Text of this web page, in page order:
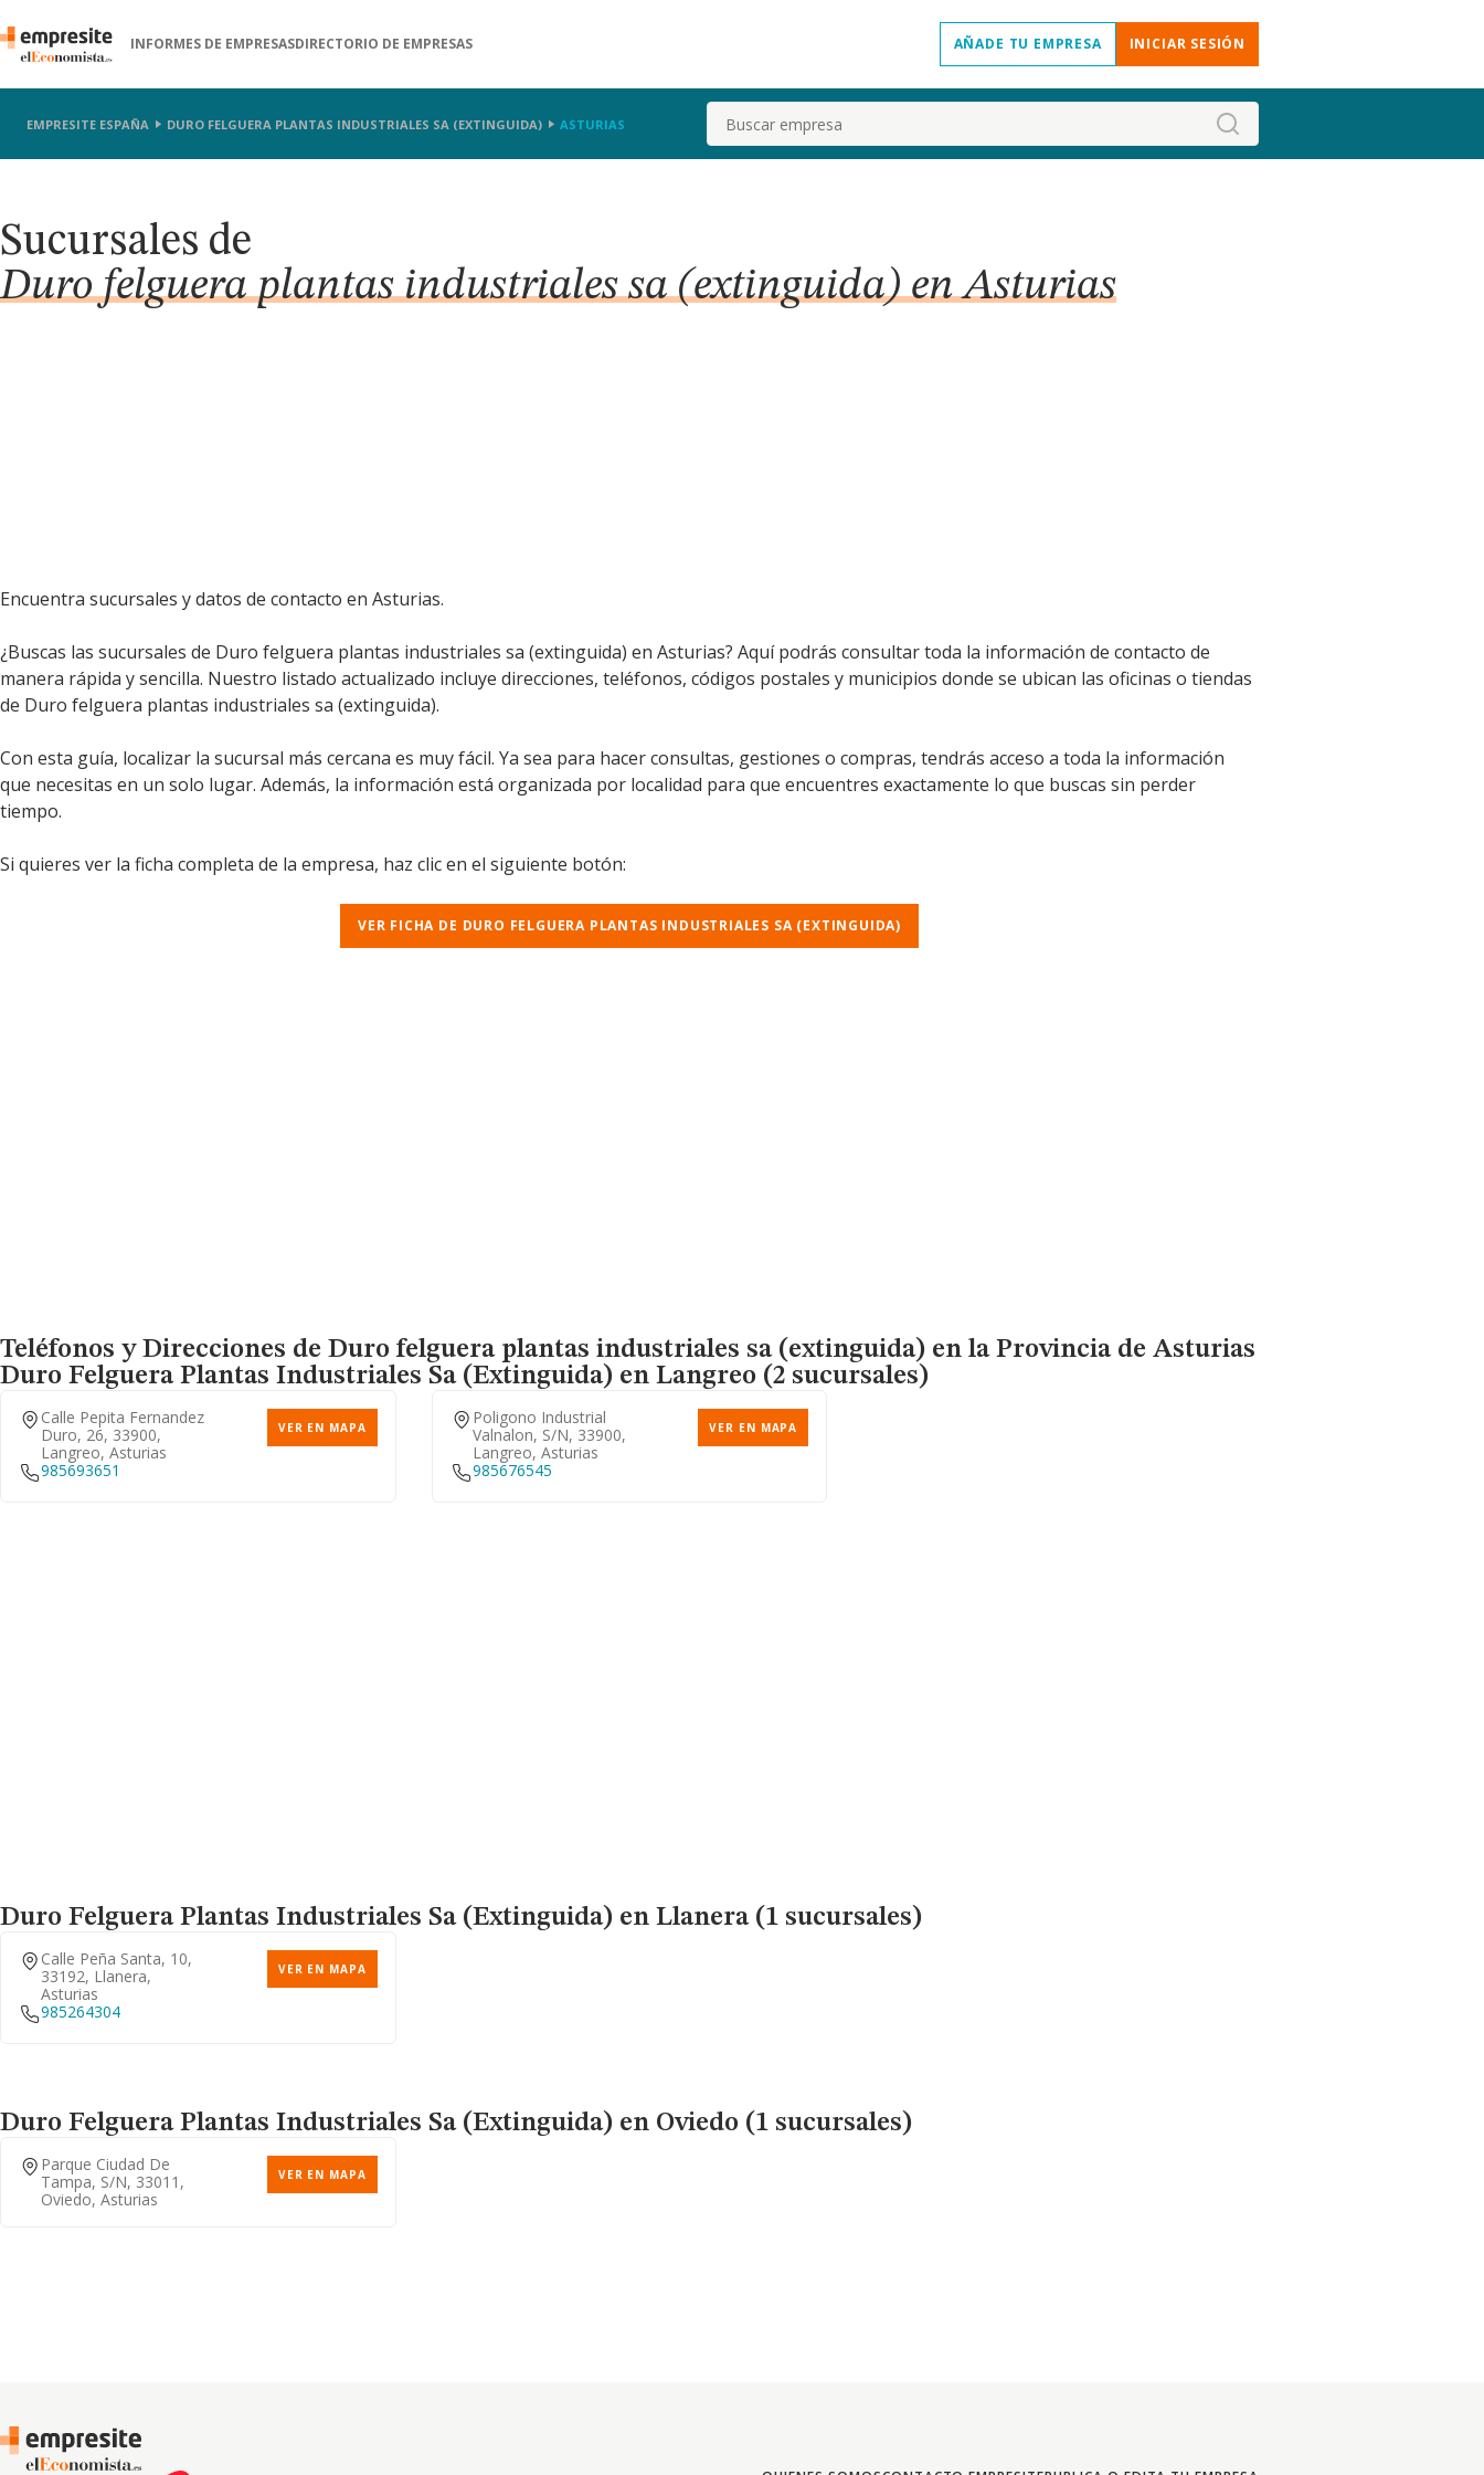
INFORMES DE EMPRESASDIRECTORIO DE EMPRESAS AÑADE TU EMPRESA INICIAR SESIÓN
EMPRESITE ESPAÑA DURO FELGUERA PLANTAS INDUSTRIALES SA (EXTINGUIDA) ASTURIAS Buscar
Sucursales de
Duro felguera plantas industriales sa (extinguida) en Asturias
Encuentra sucursales y datos de contacto en Asturias.
¿Buscas las sucursales de Duro felguera plantas industriales sa (extinguida) en Asturias? Aquí podrás consultar toda la información de contacto de
manera rápida y sencilla. Nuestro listado actualizado incluye direcciones, teléfonos, códigos postales y municipios donde se ubican las oficinas o tiendas
de Duro felguera plantas industriales sa (extinguida).
Con esta guía, localizar la sucursal más cercana es muy fácil. Ya sea para hacer consultas, gestiones o compras, tendrás acceso a toda la información
que necesitas en un solo lugar. Además, la información está organizada por localidad para que encuentres exactamente lo que buscas sin perder
tiempo.
Si quieres ver la ficha completa de la empresa, haz clic en el siguiente botón:
VER FICHA DE DURO FELGUERA PLANTAS INDUSTRIALES SA (EXTINGUIDA)
Teléfonos y Direcciones de Duro felguera plantas industriales sa (extinguida) en la Provincia de Asturias
Duro Felguera Plantas Industriales Sa (extinguida) en Langreo (2 sucursales)
Calle Pepita Fernandez
Duro, 26, 33900,
Langreo, Asturias
VER EN MAPA
985693651
Poligono Industrial
Valnalon, S/n, 33900,
Langreo, Asturias
VER EN MAPA
985676545
Duro Felguera Plantas Industriales Sa (extinguida) en Llanera (1 sucursales)
Calle Peña Santa, 10,
33192, Llanera,
Asturias
VER EN MAPA
985264304
Duro Felguera Plantas Industriales Sa (extinguida) en Oviedo (1 sucursales)
Parque Ciudad De
Tampa, S/n, 33011,
Oviedo, Asturias
VER EN MAPA